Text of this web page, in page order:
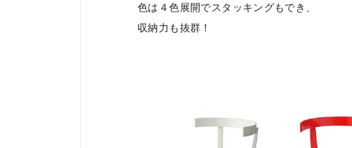
色は４色展開でスタッキングもでき、
収納力も抜群！